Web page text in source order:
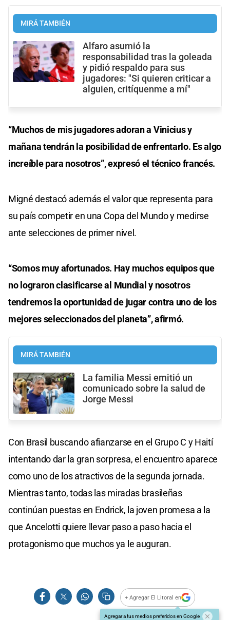
MIRÁ TAMBIÉN
Alfaro asumió la
responsabilidad tras la goleada
y pidió respaldo para sus
jugadores: "Si quieren criticar a
alguien, critíquenme a mí"
“Muchos de mis jugadores adoran a Vinicius y
mañana tendrán la posibilidad de enfrentarlo. Es algo
increíble para nosotros”, expresó el técnico francés.
Migné destacó además el valor que representa para
su país competir en una Copa del Mundo y medirse
ante selecciones de primer nivel.
“Somos muy afortunados. Hay muchos equipos que
no lograron clasificarse al Mundial y nosotros
tendremos la oportunidad de jugar contra uno de los
mejores seleccionados del planeta”, afirmó.
MIRÁ TAMBIÉN
La familia Messi emitió un
comunicado sobre la salud de
Jorge Messi
Con Brasil buscando afianzarse en el Grupo C y Haití
intentando dar la gran sorpresa, el encuentro aparece
como uno de los atractivos de la segunda jornada.
Mientras tanto, todas las miradas brasileñas
continúan puestas en Endrick, la joven promesa a la
que Ancelotti quiere llevar paso a paso hacia el
protagonismo que muchos ya le auguran.
+ Agregar El Litoral en
Agregar a tus medios preferidos en Google